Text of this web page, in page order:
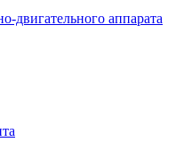
двигательного аппарата